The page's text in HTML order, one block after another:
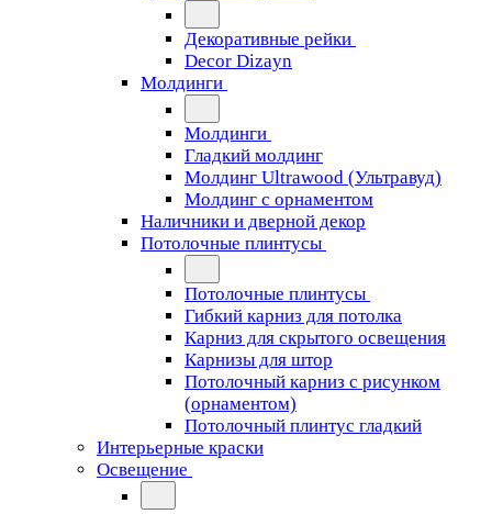
Декоративные рейки
Decor Dizayn
Молдинги
Молдинги
Гладкий молдинг
Молдинг Ultrawood (Ультравуд)
Молдинг с орнаментом
Наличники и дверной декор
Потолочные плинтусы
Потолочные плинтусы
Гибкий карниз для потолка
Карниз для скрытого освещения
Карнизы для штор
Потолочный карниз с рисунком
(орнаментом)
Потолочный плинтус гладкий
Интерьерные краски
Освещение